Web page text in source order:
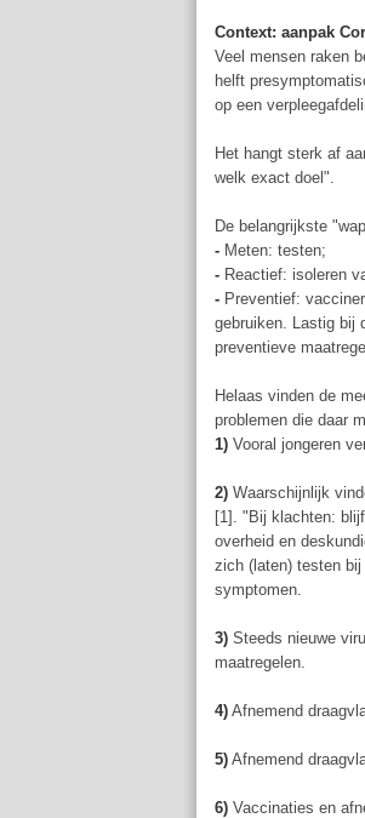
Context: aanpak
Veel mensen raken
helft
op een
Het hangt sterk af
welk exact doel".
De belangrijkste
- Meten: testen;
- Reactief: isoleren
- Preventief:
gebruiken. Lastig bij
preventieve
Helaas vinden de
problemen die daar
1) Vooral jongeren
2) Waarschijnlijk
[1]. "Bij klachten:
overheid en
zich (laten) testen
symptomen.
3) Steeds nieuwe
maatregelen.
4) Afnemend
5) Afnemend
6) Vaccinaties en